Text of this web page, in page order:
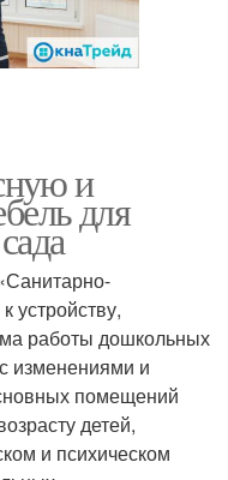
и
для
устройству,
работы дошкольных
изменениями и
помещений
детей,
и психическом